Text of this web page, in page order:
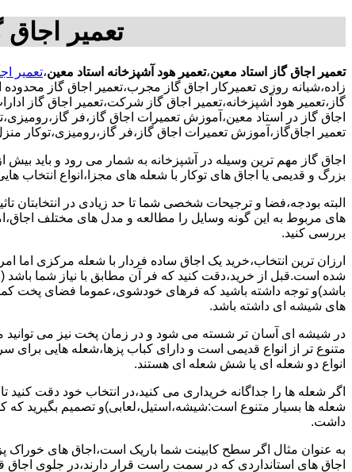
تعمیر اجاق
تعمیر اجاق گاز استاد معین،تعمیر هود آشپزخانه استاد معین،تعمیر
زاده،شبانه روزی تعمیرکار اجاق گاز مجرب،تعمیر اجاق گاز محدوده
گاز،تعمیر هود آشپزخانه،تعمیر اجاق گاز شرکت،تعمیر اجاق گاز
اجاق گاز در استاد معین،آموزش تعمیرات اجاق گاز،فر
تعمیر اجاق‌گاز،آموزش تعمیرات اجاق گاز،فر گاز،رومیزی،توکار
اجاق گاز مهم ترین وسیله در آشپزخانه به شمار می رود و باید
بزرگ و قدیمی یا اجاق های توکار با شعله های مجزا،انواع انتخاب
البته بودجه،فضا و ترجیحات شخصی شما تا حد زیادی در انتخابتان
های مربوط به این گونه وسایل را مطالعه و مدل های مختلف
بررسی کنید.
ارزان ترین انتخاب،خرید یک اجاق ساده فردار با شعله مرکزی اما
شده است.قبل از خرید،دقت کنید که فر آن مطابق با نیاز شما باشد
باشد)و توجه داشته باشید که فرهای خودشوی،عموما فضای پخت
های شیشه ای داشته باشد.
در شیشه ای آسان تر شسته می شود و در زمان پخت نیز می توانید
متنوع تر از انواع قدیمی است و دارای کباب پزها،شعله هایی
انواع دو شعله ای یا شش شعله ای هستند.
اگر شعله ها را جداگانه خریداری می کنید،در انتخاب خود دقت
شعله ها بسیار متنوع است:شیشه،استیل،لعابی)و تصمیم بگیرید که
داشت.
به عنوان مثال اگر سطح کابینت شما باریک است،اجاق های خوراک
اجاق های استانداردی که در سمت راست قرار دارند،در جلوی اجاق